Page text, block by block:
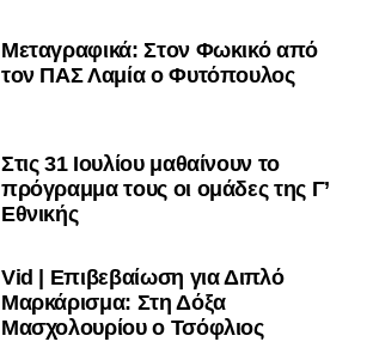
Μεταγραφικά: Στον Φωκικό από
τον ΠΑΣ Λαμία ο Φυτόπουλος
Στις 31 Ιουλίου μαθαίνουν το
πρόγραμμα τους οι ομάδες της Γ’
Εθνικής
Vid | Επιβεβαίωση για Διπλό
Μαρκάρισμα: Στη Δόξα
Μασχολουρίου ο Τσόφλιος